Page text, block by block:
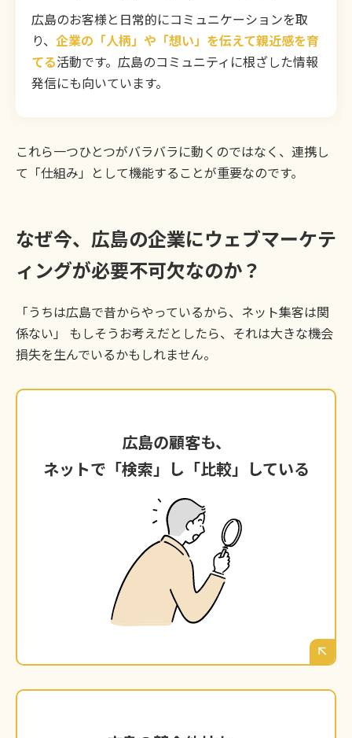
広島のお客様と日常的にコミュニケーションを取
り、 企業の「人柄」や「想い」を伝えて親近感を育
てる活動です。広島のコミュニティに根ざした情報
発信にも向いています。
これら一つひとつがバラバラに動くのではなく、連携し
て「仕組み」として機能することが重要なのです。
なぜ今、広島の企業にウェブマーケテ
ィングが必要不可欠なのか？
「うちは広島で昔からやっているから、ネット集客は関
係ない」 もしそうお考えだとしたら、それは大きな機会
損失を生んでいるかもしれません。
広島の顧客も、
ネットで「検索」し「比較」している
ネットで「検索」し「比較」している
今や、広島で新しい美容室を探すのも、BtoBの
取引先を探すのも、まずはスマートフォンやPC
で検索し、複数のサイトを比較検討するのが当
たり前の時代です。その比較の土俵（＝検索結
果）にすら上がれていないとしたら、どうなる